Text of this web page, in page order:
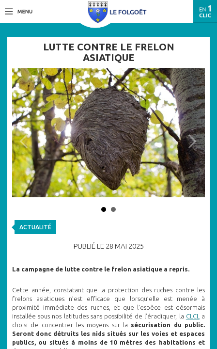
LUTTE CONTRE LE FRELON
ASIATIQUE
ACTUALITÉ
PUBLIÉ LE 28 MAI 2025
La campagne de lutte contre le frelon asiatique a repris.
Cette année, constatant que la protection des ruches contre les
frelons asiatiques n’est efficace que lorsqu’elle est menée à
proximité immédiate des ruches, et que l’espèce est désormais
installée sous nos latitudes sans possibilité de l’éradiquer, la CLCL
a
choisi de concentrer les moyens sur la sécurisation du public.
Seront donc détruits les nids situés sur les voies et espaces
publics, ou situés à moins de 10 mètres des habitations et